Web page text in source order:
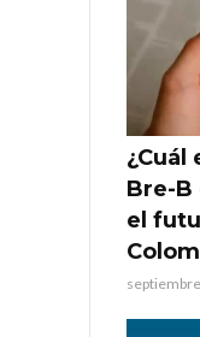
¿Cuál
Bre-B
el